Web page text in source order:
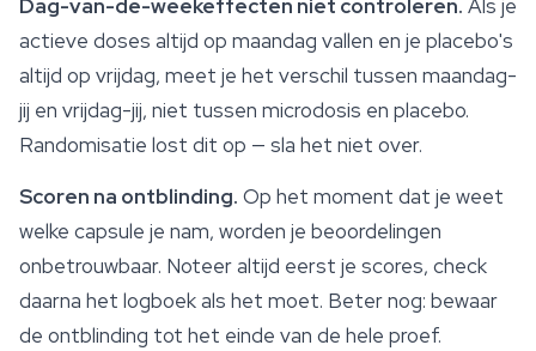
Dag-van-de-weekeffecten niet controleren. Als je
actieve doses altijd op maandag vallen en je placebo's
altijd op vrijdag, meet je het verschil tussen maandag-
jij en vrijdag-jij, niet tussen microdosis en placebo.
Randomisatie lost dit op — sla het niet over.
Scoren na ontblinding. Op het moment dat je weet
welke capsule je nam, worden je beoordelingen
onbetrouwbaar. Noteer altijd eerst je scores, check
daarna het logboek als het moet. Beter nog: bewaar
de ontblinding tot het einde van de hele proef.